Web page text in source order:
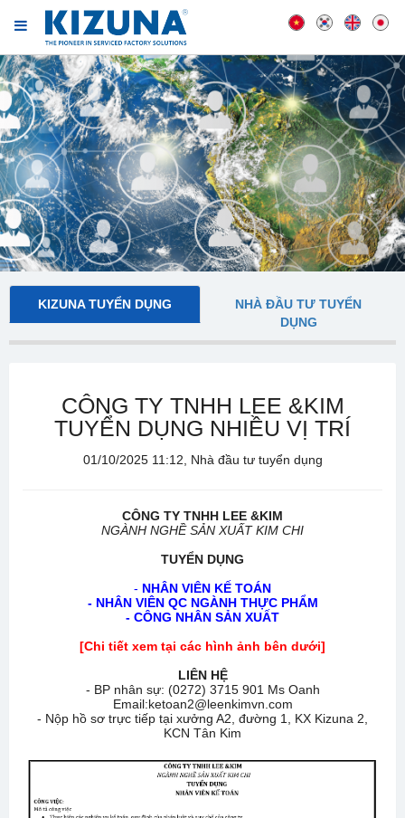
KIZUNA TUYỂN DỤNG
NHÀ ĐẦU TƯ TUYỂN
DỤNG
CÔNG TY TNHH LEE &KIM
TUYỂN DỤNG NHIỀU VỊ TRÍ
01/10/2025 11:12, Nhà đầu tư tuyển dụng
CÔNG TY TNHH LEE &KIM
NGÀNH NGHỀ SẢN XUẤT KIM CHI
TUYỂN DỤNG
- NHÂN VIÊN KẾ TOÁN
- NHÂN VIÊN QC NGÀNH THỰC PHẨM
- CÔNG NHÂN SẢN XUẤT
[Chi tiết xem tại các hình ảnh bên dưới]
LIÊN HỆ
- BP nhân sự: (0272) 3715 901 Ms Oanh
Email:ketoan2@leenkimvn.com
- Nộp hồ sơ trực tiếp tại xưởng A2, đường 1, KX Kizuna 2,
KCN Tân Kim